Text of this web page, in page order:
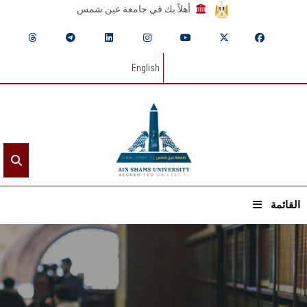
أهلاً بك في جامعة عين شمس
English
القائمة
الرئيسيـة
عن الجامعة